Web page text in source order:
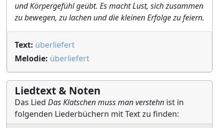
und Körpergefühl geübt. Es macht Lust, sich zusammen
zu bewegen, zu lachen und die kleinen Erfolge zu feiern.
Text: überliefert
Melodie: überliefert
Liedtext & Noten
Das Lied Das Klatschen muss man verstehn ist in
folgenden Liederbüchern mit Text zu finden: